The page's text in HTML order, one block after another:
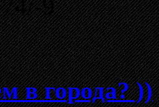
9
в города? ))